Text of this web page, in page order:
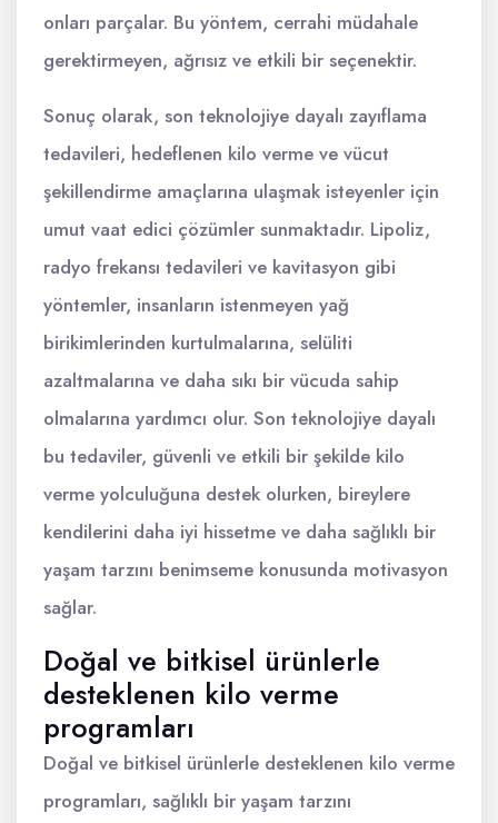
onları parçalar. Bu yöntem, cerrahi müdahale
gerektirmeyen, ağrısız ve etkili bir seçenektir.
Sonuç olarak, son teknolojiye dayalı zayıflama
tedavileri, hedeflenen kilo verme ve vücut
şekillendirme amaçlarına ulaşmak isteyenler için
umut vaat edici çözümler sunmaktadır. Lipoliz,
radyo frekansı tedavileri ve kavitasyon gibi
yöntemler, insanların istenmeyen yağ
birikimlerinden kurtulmalarına, selüliti
azaltmalarına ve daha sıkı bir vücuda sahip
olmalarına yardımcı olur. Son teknolojiye dayalı
bu tedaviler, güvenli ve etkili bir şekilde kilo
verme yolculuğuna destek olurken, bireylere
kendilerini daha iyi hissetme ve daha sağlıklı bir
yaşam tarzını benimseme konusunda motivasyon
sağlar.
Doğal ve bitkisel ürünlerle
desteklenen kilo verme
programları
Doğal ve bitkisel ürünlerle desteklenen kilo verme
programları, sağlıklı bir yaşam tarzını